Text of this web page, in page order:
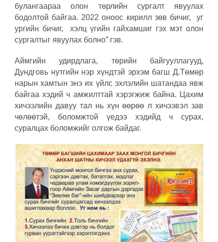
булангаараа олон төрлийн сургалт явуулах
бодолтой байгаа. 2022 оноос кирилл зөв бичиг, уг
ургийн бичиг, хэлц үгийн гайхамшиг гэх мэт олон
сургалтыг явуулах болно” гэв.
Аймгийн удирдлага, төрийн байгууллагууд,
Дундговь нутгийн нэр хүндтэй эрхэм багш Д.Төмөр
нарын хамтын энэ их үйлс эхлэлийн шатандаа явж
байгаа хэдий ч амжилттай хэрэгжиж байна. Цахим
хичээлийн давуу тал нь хүн өөрөө л хичээвэл зав
чөлөөтэй, боломжтой үедээ хэдийд ч сурах,
суралцах боломжийг олгож байдаг.